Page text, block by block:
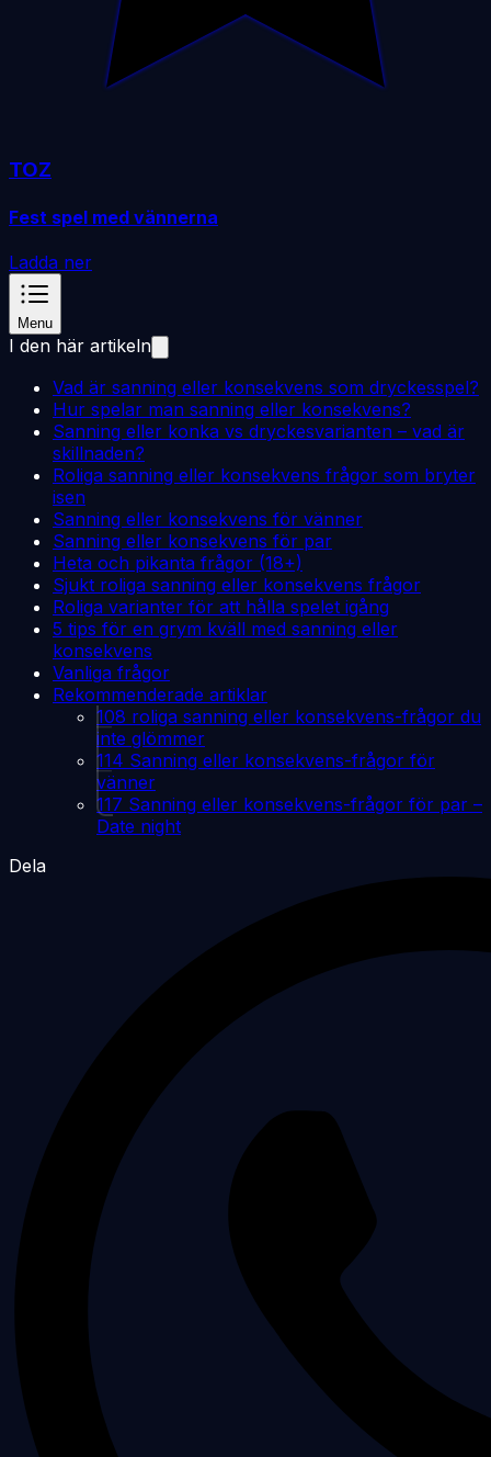
TOZ
Fest spel med vännerna
Ladda ner
Menu
I den här artikeln
Vad är sanning eller konsekvens som dryckesspel?
Hur spelar man sanning eller konsekvens?
Sanning eller konka vs dryckesvarianten – vad är
skillnaden?
Roliga sanning eller konsekvens frågor som bryter
isen
Sanning eller konsekvens för vänner
Sanning eller konsekvens för par
Heta och pikanta frågor (18+)
Sjukt roliga sanning eller konsekvens frågor
Roliga varianter för att hålla spelet igång
5 tips för en grym kväll med sanning eller
konsekvens
Vanliga frågor
Rekommenderade artiklar
108 roliga sanning eller konsekvens-frågor du
inte glömmer
114 Sanning eller konsekvens-frågor för
vänner
117 Sanning eller konsekvens-frågor för par –
Date night
Dela